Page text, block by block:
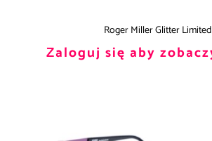
Roger Miller Glitter Limited
Zaloguj się aby